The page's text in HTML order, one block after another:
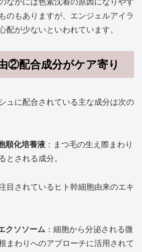
のもありますが、エンジェルアイラ
配が少ないといわれています。
②配合成分がケア寄り
ュに配合されている主な成分は次の
順化培養液 ：まつ毛の生え際まわり
とされる成分。
目されているヒト幹細胞由来のエキ
クソソーム ：細胞から分泌される微
まわりへのアプローチに活用されて